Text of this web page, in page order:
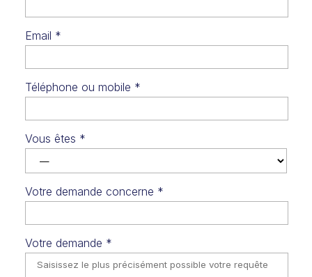
Email *
Téléphone ou mobile *
Vous êtes *
Votre demande concerne *
Votre demande *